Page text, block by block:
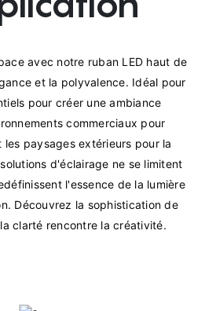
avec notre ruban LED haut de
et la polyvalence. Idéal pour
pour créer une ambiance
commerciaux pour
paysages extérieurs pour la
d'éclairage ne se limitent
l'essence de la lumière
Découvrez la sophistication de